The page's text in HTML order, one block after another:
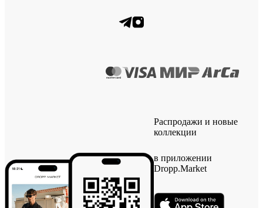
Распродажи и новые
коллекции
в приложении
Dropp.Market